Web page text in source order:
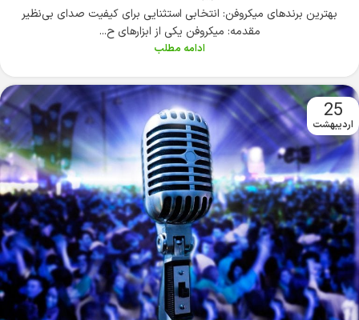
بهترین برند‌های میکروفن: انتخابی استثنایی برای کیفیت صدای بی‌نظیر
مقدمه: میکروفن یکی از ابزارهای ح...
ادامه مطلب
25
اردیبهشت